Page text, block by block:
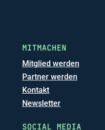
MITMACHEN
Mitglied werden
Partner werden
Kontakt
Newsletter
SOCIAL MEDIA